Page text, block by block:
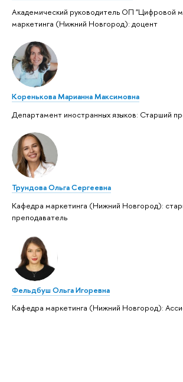
Академический руководитель ОП "Цифровой
маркетинга (Нижний Новгород): доцент
Коренькова Марианна Максимовна
Департамент иностранных языков: Старший
Трундова Ольга Сергеевна
Кафедра маркетинга (Нижний Новгород):
преподаватель
Фельдбуш Ольга Игоревна
Кафедра маркетинга (Нижний Новгород):